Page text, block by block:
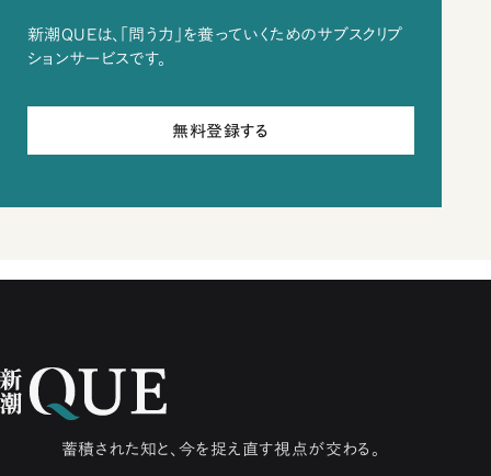
新潮QUEは、「問う力」を養っていくためのサブスクリプ
ションサービスです。
無料登録する
蓄積された知と、今を捉え直す視点が交わる。